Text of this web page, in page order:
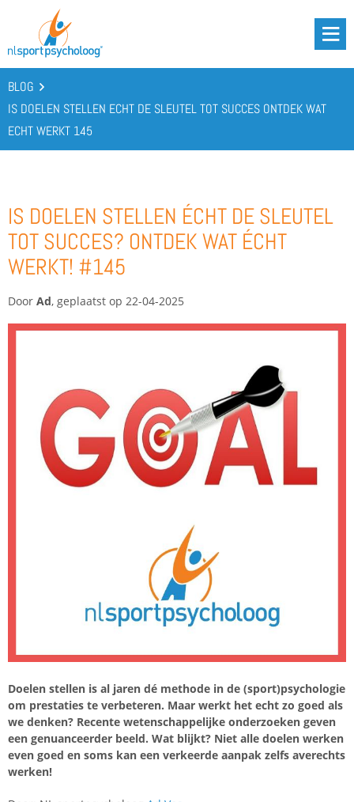
CONTACT
BLOG
IS DOELEN STELLEN ECHT DE SLEUTEL TOT SUCCES ONTDEK WAT
ECHT WERKT 145
IS DOELEN STELLEN ÉCHT DE SLEUTEL
TOT SUCCES? ONTDEK WAT ÉCHT
WERKT! #145
Door Ad, geplaatst op 22-04-2025
Doelen stellen is al jaren dé methode in de (sport)psychologie
om prestaties te verbeteren. Maar werkt het echt zo goed als
we denken? Recente wetenschappelijke onderzoeken geven
een genuanceerder beeld. Wat blijkt? Niet alle doelen werken
even goed en soms kan een verkeerde aanpak zelfs averechts
werken!